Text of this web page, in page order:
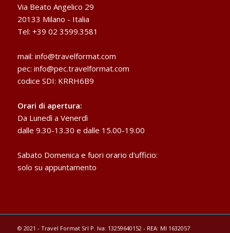
Via Beato Angelico 29
20133 Milano - Italia
Tel: +39 02 3599.3581
mail: info@travelformat.com
pec: info@pec.travelformat.com
codice SDI: KRRH6B9
Orari di apertura:
Da Lunedì a Venerdì
dalle 9.30-13.30 e dalle 15.00-19.00
Sabato Domenica e fuori orario d'ufficio:
solo su appuntamento
© 2021 - Travel Format Srl P. Iva: 13259640152 - REA: MI 1632057